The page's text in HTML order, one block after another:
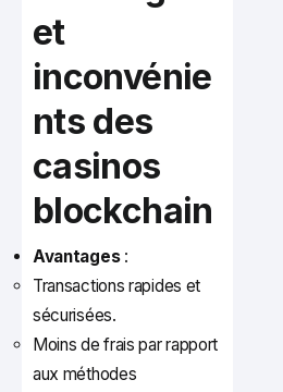
et
inconvénie
nts des
casinos
blockchain
Avantages:
Transactions rapides et
sécurisées.
Moins de frais par rapport
aux méthodes